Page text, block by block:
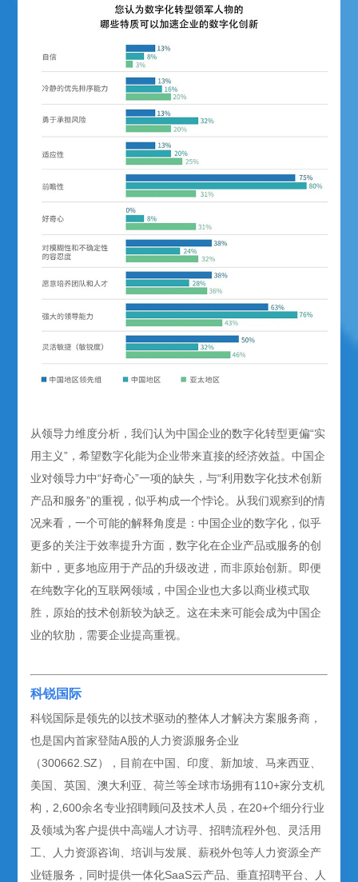
从领导力维度分析，我们认为中国企业的数字化转型更偏“实
用主义”，希望数字化能为企业带来直接的经济效益。中国企
业对领导力中“好奇心”一项的缺失，与“利用数字化技术创新
产品和服务”的重视，似乎构成一个悖论。从我们观察到的情
况来看，一个可能的解释角度是：中国企业的数字化，似乎
更多的关注于效率提升方面，数字化在企业产品或服务的创
新中，更多地应用于产品的升级改进，而非原始创新。即便
在纯数字化的互联网领域，中国企业也大多以商业模式取
胜，原始的技术创新较为缺乏。这在未来可能会成为中国企
业的软肋，需要企业提高重视。
科锐国际
科锐国际是领先的以技术驱动的整体人才解决方案服务商，
也是国内首家登陆A股的人力资源服务企业
（300662.SZ），目前在中国、印度、新加坡、马来西亚、
美国、英国、澳大利亚、荷兰等全球市场拥有110+家分支机
构，2,600余名专业招聘顾问及技术人员，在20+个细分行业
及领域为客户提供中高端人才访寻、招聘流程外包、灵活用
工、人力资源咨询、培训与发展、薪税外包等人力资源全产
业链服务，同时提供一体化SaaS云产品、垂直招聘平台、人